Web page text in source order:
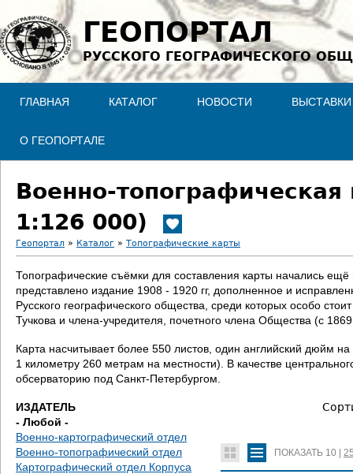
Jump to navigation
ГЕОПОРТАЛ
РУССКОГО ГЕОГРАФИЧЕСКОГО
ГЛАВНАЯ КАТАЛОГ НОВОСТИ ВЫСТАВКИ
О ГЕОПОРТАЛЕ
Военно-
1:126 000)
В
ы
з
д
с
ь
Геопортал » Каталог » Топографические карты
Топографические съёмки для составления карты начались
представлено издание 1908 - 1920 гг, дополненное и
Русского географического общества, среди которых особо
Тучкова и члена-учредителя, почетного члена Общества (с
Карта насчитывает более 550 листов, один английский дюйм
1 километру 260 метрам на местности). В качестве
обсерваторию под Санкт-Петербургом.
ИЗДАТЕЛЬ
- Любой -
Военно-картографический отдел
Военно-топографический отдел
Картографический отдел Корпуса
ПОКАЗАТЬ 10 |